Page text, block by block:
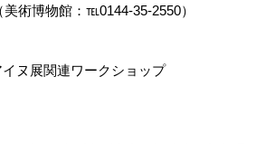
美術博物館：℡0144-35-2550）
展関連ワークショップ